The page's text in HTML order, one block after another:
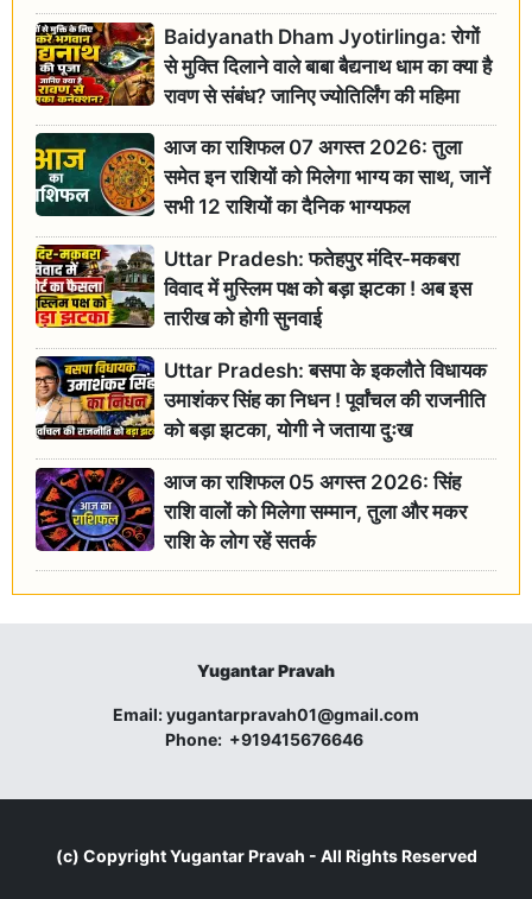
Baidyanath Dham Jyotirlinga: रोगों
से मुक्ति दिलाने वाले बाबा बैद्यनाथ धाम का क्या है
रावण से संबंध? जानिए ज्योतिर्लिंग की महिमा
आज का राशिफल 07 अगस्त 2026: तुला
समेत इन राशियों को मिलेगा भाग्य का साथ, जानें
सभी 12 राशियों का दैनिक भाग्यफल
Uttar Pradesh: फतेहपुर मंदिर-मकबरा
विवाद में मुस्लिम पक्ष को बड़ा झटका ! अब इस
तारीख को होगी सुनवाई
Uttar Pradesh: बसपा के इकलौते विधायक
उमाशंकर सिंह का निधन ! पूर्वांचल की राजनीति
को बड़ा झटका, योगी ने जताया दुःख
आज का राशिफल 05 अगस्त 2026: सिंह
राशि वालों को मिलेगा सम्मान, तुला और मकर
राशि के लोग रहें सतर्क
Yugantar Pravah
Email:yugantarpravah01@gmail.com
Phone: +919415676646
(c) CopyrightYugantar Pravah - All Rights Reserved